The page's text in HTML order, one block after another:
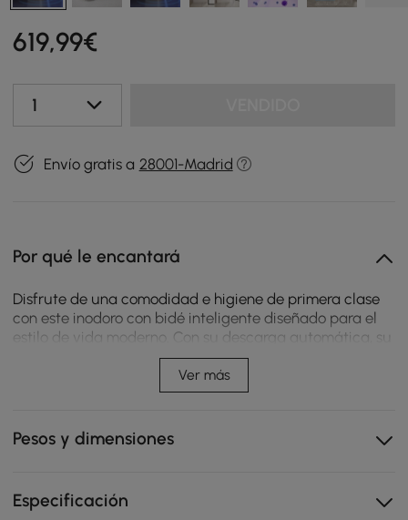
619,99€
1
Envío gratis a 28001-Madrid
Por qué le encantará
Disfrute de una comodidad e higiene de primera clase
con este inodoro con bidé inteligente diseñado para el
estilo de vida moderno. Con su descarga automática, su
esterilización UV y su diseño elegante que ahorra
espacio, este inodoro es perfecto para caber en
cualquier lugar del baño.
Lavado automático: descarga sin contacto para
mayor comodidad y limpieza.
higiene de la boquilla después de cada uso.
Ver más
Pesos y dimensiones
Especificación